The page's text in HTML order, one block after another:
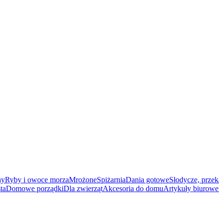
Ryby i owoce morzaMrożoneSpiżarniaDania gotoweSłodycze,
Domowe porządkiDla zwierzątAkcesoria do domuArtykuły